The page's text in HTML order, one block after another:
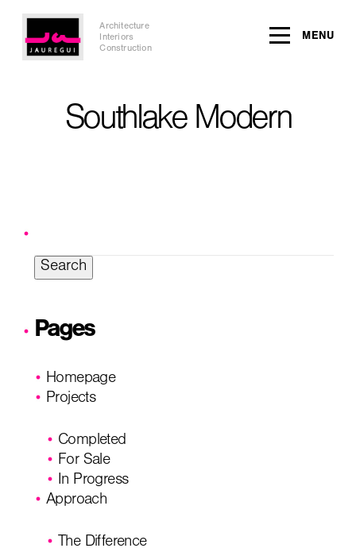
Architecture
Interiors
Construction
MENU
Southlake Modern
Pages
Homepage
Projects
Completed
For Sale
In Progress
Approach
The Difference